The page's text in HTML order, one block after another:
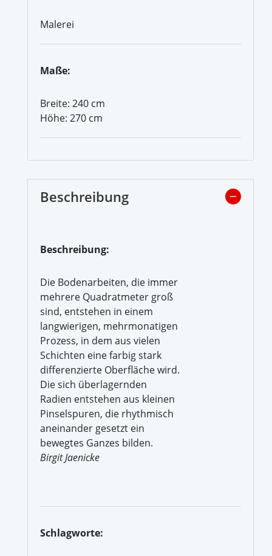
Malerei
Maße:
Breite: 240 cm
Höhe: 270 cm
Beschreibung
Beschreibung:
Die Bodenarbeiten, die immer
mehrere Quadratmeter groß
sind, entstehen in einem
langwierigen, mehrmonatigen
Prozess, in dem aus vielen
Schichten eine farbig stark
differenzierte Oberfläche wird.
Die sich überlagernden
Radien entstehen aus kleinen
Pinselspuren, die rhythmisch
aneinander gesetzt ein
bewegtes Ganzes bilden.
Birgit Jaenicke
Schlagworte: